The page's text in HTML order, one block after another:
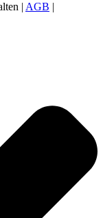
| AGB |